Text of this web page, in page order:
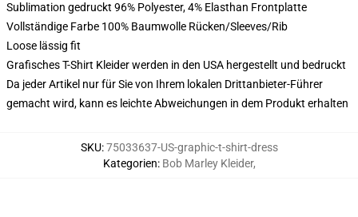
Sublimation gedruckt 96% Polyester, 4% Elasthan Frontplatte
Vollständige Farbe 100% Baumwolle Rücken/Sleeves/Rib
Loose lässig fit
Grafisches T-Shirt Kleider werden in den USA hergestellt und bedruckt
Da jeder Artikel nur für Sie von Ihrem lokalen Drittanbieter-Führer
gemacht wird, kann es leichte Abweichungen in dem Produkt erhalten
SKU:75033637-US-graphic-t-shirt-dress
Kategorien: Bob Marley Kleider,